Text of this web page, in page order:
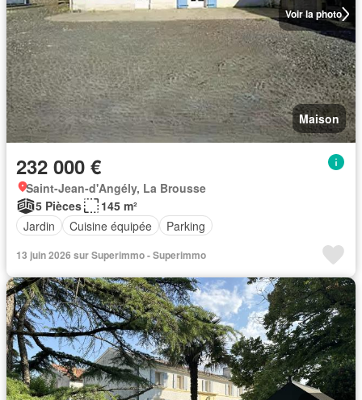
Voir la photo
Maison
232 000 €
Saint-Jean-d'Angély, La Brousse
5 Pièces
145 m²
Jardin
Cuisine équipée Parking
13 juin 2026 sur Superimmo - Superimmo